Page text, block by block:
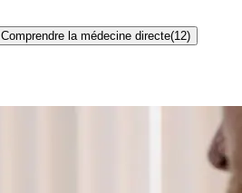
Comprendre la médecine directe(12)